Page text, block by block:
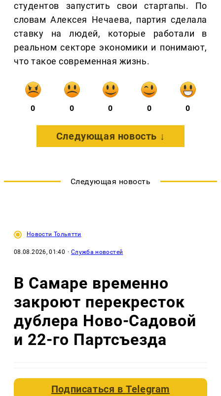
студентов запустить свои стартапы. По
словам Алексея Нечаева, партия сделала
ставку на людей, которые работали в
реальном секторе экономики и понимают,
что такое современная жизнь.
0 0 0 0 0
Следующая новость ↓
Следующая новость
Новости Тольятти
08.08.2026, 01:40 · Служба новостей
В Самаре временно
закроют перекресток
дублера Ново-Садовой
и 22-го Партсъезда
Подписаться вTelegram